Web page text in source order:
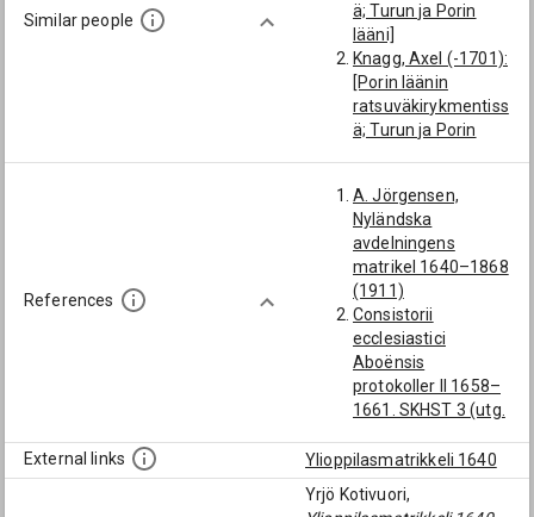
Similar people
ä; Turun ja Porin
lääni]
Knagg, Axel (-1701):
[Porin läänin
ratsuväkirykmentiss
ä; Turun ja Porin
[Porin läänin
ratsuväkirykmentiss
ä; Turun ja Porin
lääni]
Festing, Jost: [Turun
ja Porin lääni]
Homenius, Johan
(-1705): [Porin
läänin
ratsuväkirykmentiss
ä; Turun ja Porin
lääni]
Alftanus, Alexander:
[Porin läänin
References
A. Jörgensen,
Nyländska
avdelningens
matrikel 1640–1868
(1911)
Consistorii
ecclesiastici
Aboënsis
protokoller II 1658–
1661. SKHST 3 (utg.
External links
Ylioppilasmatrikkeli 1640
Yrjö Kotivuori,